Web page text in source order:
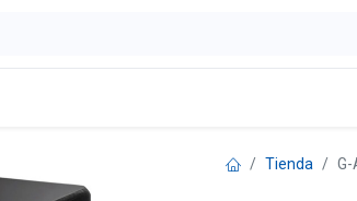
Tienda G-